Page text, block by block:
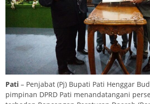
Pati – Penjabat (Pj) Bupati Pati Henggar
pimpinan DPRD Pati menandatangani